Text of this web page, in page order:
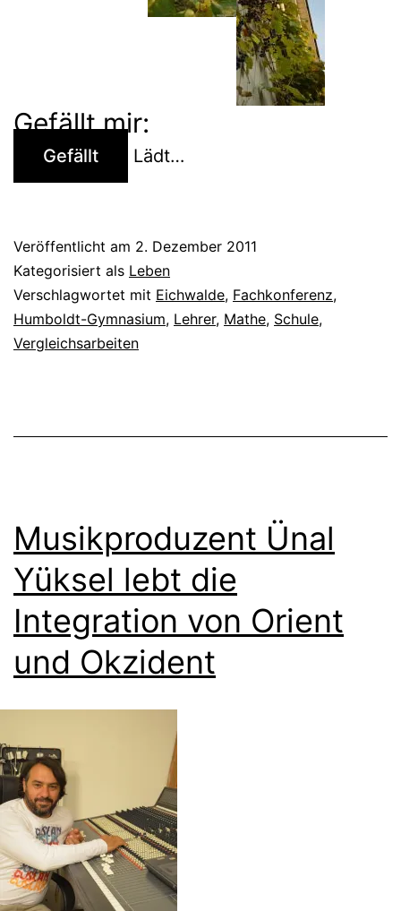
Gefällt mir:
Gefällt Lädt…
Veröffentlicht am 2. Dezember 2011
Kategorisiert als Leben
Verschlagwortet mit Eichwalde, Fachkonferenz,
Humboldt-Gymnasium, Lehrer, Mathe, Schule,
Vergleichsarbeiten
Musikproduzent Ünal
Yüksel lebt die
Integration von Orient
und Okzident